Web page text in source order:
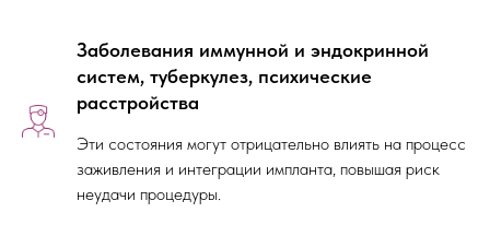
Заболевания иммунной и эндокринной
систем, туберкулез, психические
расстройства
Эти состояния могут отрицательно влиять на процесс
заживления и интеграции импланта, повышая риск
неудачи процедуры.